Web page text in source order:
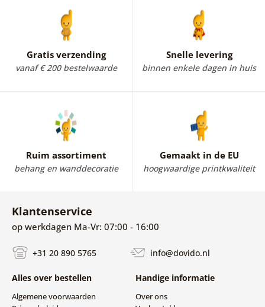
niet alleen de kleintjes, maar ook jou zeker bevallen.
Minimalistische dierenprints kun je ook in de
studeerkamer of slaapkamer plaatsen– zoals een
schilderij van een dromerige leeuw of tijger. Dankzij het
uniforme design creëer je eenvoudig een collectie van
Gratis verzending
vanaf € 200 bestelwaarde
Snelle levering
binnen enkele dagen in huis
Ruim assortiment
behang en wanddecoratie
Gemaakt in de EU
hoogwaardige printkwaliteit
Klantenservice
op werkdagen Ma-Vr: 07:00 - 16:00
+31 20 890 5765 info@dovido.nl
Alles over bestellen
Algemene voorwaarden
Handige informatie
Over ons